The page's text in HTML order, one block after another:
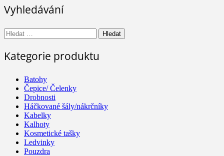
Vyhledávání
Vyhledávání
Kategorie produktu
Batohy
Čepice/ Čelenky
Drobnosti
Háčkované šály/nákrčníky
Kabelky
Kalhoty
Kosmetické tašky
Ledvinky
Pouzdra